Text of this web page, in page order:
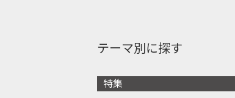
テーマ別に探す
特集